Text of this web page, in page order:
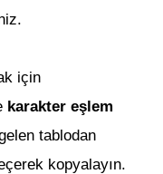
için
karakter eşlem
tablodan
kopyalayın.